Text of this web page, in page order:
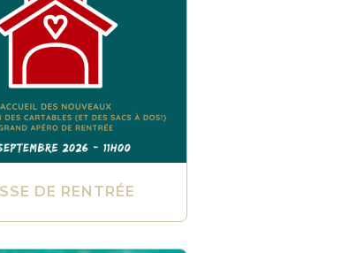
DE RENTRÉE